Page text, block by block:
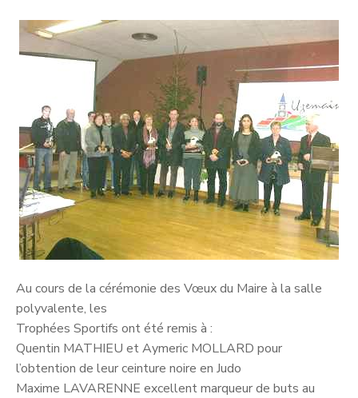
Au cours de la cérémonie des Vœux du Maire à la salle
polyvalente, les
Trophées Sportifs ont été remis à :
Quentin MATHIEU et Aymeric MOLLARD pour
l’obtention de leur ceinture noire en Judo
Maxime LAVARENNE excellent marqueur de buts au